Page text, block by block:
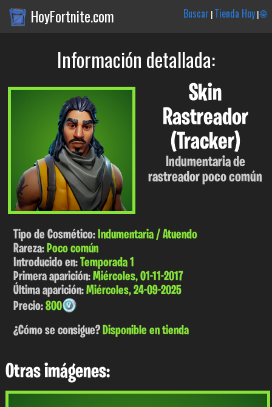
HoyFortnite.com Buscar |Tienda Hoy|🌐
Información detallada:
Skin
Rastreador
(Tracker)
Indumentaria de
rastreador poco común
Tipo de Cosmético:Indumentaria / Atuendo
Rareza:Poco común
Introducido en:Temporada 1
Primera aparición:Miércoles, 01-11-2017
Última aparición:Miércoles, 24-09-2025
Precio:800
¿Cómo se consigue?Disponible en tienda
Otras imágenes: